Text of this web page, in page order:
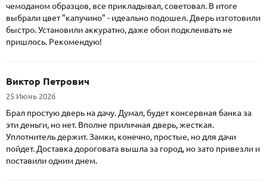
чемоданом образцов, все прикладывал, советовал. В итоге
выбрали цвет "капучино" - идеально подошел. Дверь изготовили
быстро. Установили аккуратно, даже обои подклеивать не
пришлось. Рекомендую!
Виктор Петрович
25 Июнь 2026
Брал простую дверь на дачу. Думал, будет консервная банка за
эти деньги, но нет. Вполне приличная дверь, жесткая.
Уплотнитель держит. Замки, конечно, простые, но для дачи
пойдет. Доставка дороговата вышла за город, но зато привезли и
поставили одним днем.